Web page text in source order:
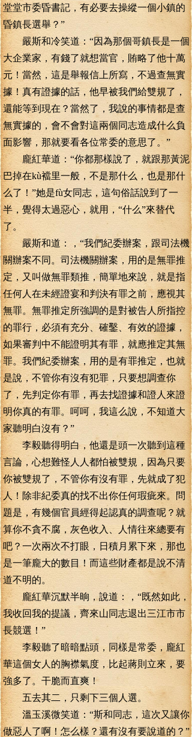
堂堂市委昏書記，有必要去操縱一個小鎮的
昏鎮長選舉？”
嚴斯和冷笑道：“因為那個哥鎮長是一個
大企業家，有錢了就想當官，賄略了他十萬
元！當然，這是舉報信上所寫，不過查無實
據！真有證據的話，他早被我們給雙規了，
還能等到現在？當然了，我說的事情都是查
無實據的，會不會對這兩個同志造成什么負
面影響，那就要看各位常委的意思了。”
龐紅華道：“你都那樣說了，就跟那黃泥
巴掉在kù襠里一般，不是那什么，也是那什
么了！”她是fù女同志，這句俗話說到了一
半，覺得太過惡心，就用，“什么”來替代
了。
嚴斯和道：，“我們紀委辦案，跟司法機
關辦案不同。司法機關辦案，用的是無罪推
定，又叫做無罪類推，簡單地來說，就是指
任何人在未經證宴和判決有罪之前，應視其
無罪。無罪推定所強調的是對被告人所指控
的罪行，必須有充分、確鑿、有效的證據，
如果審判中不能證明其有罪，就應推定其無
罪。我們紀委辦案，用的是有罪推定，也就
是說，不管你有沒有犯罪，只要想調查你
了，先判定你有罪，再去找證據和證人來證
明你真的有罪。呵呵，我這么說，不知道大
家聽明白沒有？”
李毅聽得明白，他還是頭一次聽到這種
言論，心想難怪人人都怕被雙規，因為只要
你被雙規了，不管你有沒有罪，先就成了犯
人！除非紀委真的找不出你任何瑕疵來。問
題是，有幾個官員經得起認真的調查呢？就
算你不貪不腐，灰色收入、人情往來總要有
吧？一次兩次不打眼，日積月累下來，那也
是一筆龐大的數目！而這些財產都是說不清
道不明的。
龐紅華沉默半晌，說道：，“既然如此，
我收回我的提議，齊來山同志退出三江市市
長競選！”
李毅聽了暗暗點頭，同樣是常委，龐紅
華這個女人的胸襟氣度，比起蔣則立來，要
強多了。干脆而直爽！
五去其二，只剩下三個人選。
溫玉溪微笑道：“斯和同志，這次又讓你
做惡人了啊！怎么樣？還有沒有要說道的？”